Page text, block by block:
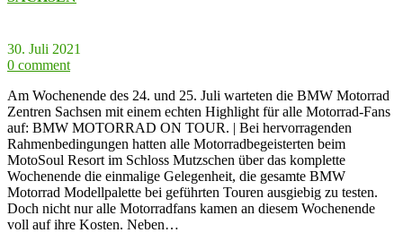
30. Juli 2021
0 comment
Am Wochenende des 24. und 25. Juli warteten die BMW Motorrad
Zentren Sachsen mit einem echten Highlight für alle Motorrad-Fans
auf: BMW MOTORRAD ON TOUR. | Bei hervorragenden
Rahmenbedingungen hatten alle Motorradbegeisterten beim
MotoSoul Resort im Schloss Mutzschen über das komplette
Wochenende die einmalige Gelegenheit, die gesamte BMW
Motorrad Modellpalette bei geführten Touren ausgiebig zu testen.
Doch nicht nur alle Motorradfans kamen an diesem Wochenende
voll auf ihre Kosten. Neben…